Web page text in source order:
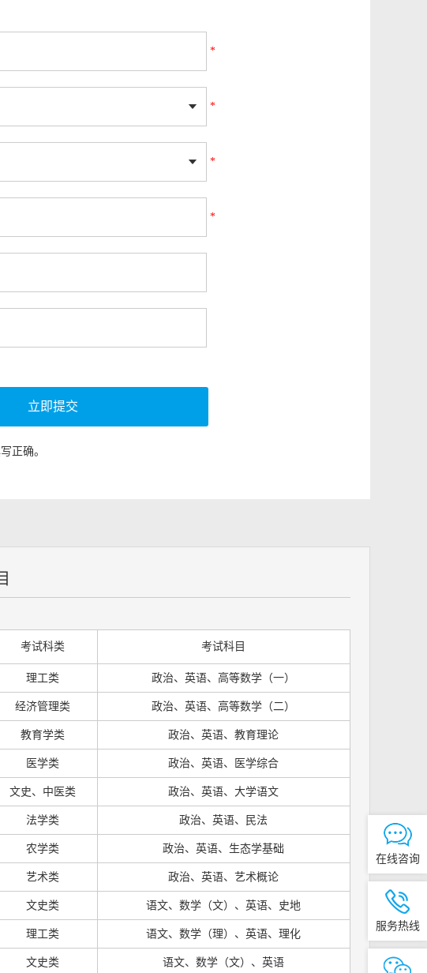
*
*
*
*
正确。
考试科类 考试科目
理工类 政治、英语、高等数学（一）
经济管理类 政治、英语、高等数学（二）
教育学类 政治、英语、教育理论
医学类 政治、英语、医学综合
文史、中医类 政治、英语、大学语文
法学类 政治、英语、民法
农学类 政治、英语、生态学基础
艺术类 政治、英语、艺术概论
文史类 语文、数学（文）、英语、史地
理工类 语文、数学（理）、英语、理化
文史类 语文、数学（文）、英语
在线咨询
服务热线